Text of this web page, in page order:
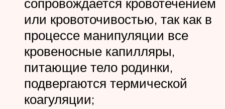
или кровоточивостью, так как в
процессе манипуляции все
кровеносные капилляры,
питающие тело родинки,
подвергаются термической
коагуляции;